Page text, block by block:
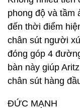
phong độ và tầm
đến thời điểm
chân sút người
đóng góp 4
bàn này giúp
chân sút hàng
ĐỨC MẠNH